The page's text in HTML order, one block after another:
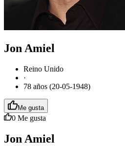
Jon Amiel
Reino Unido
·
78 años (20-05-1948)
Me gusta
0 Me gusta
Jon Amiel